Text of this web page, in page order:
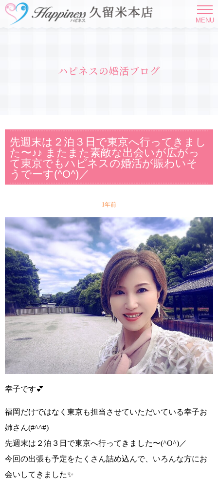
MENU
ハピネスの婚活ブログ
先週末は２泊３日で東京へ行ってきまし
た〜♪♪ またまた素敵な出会いが広がっ
て東京でもハピネスの婚活が賑わいそ
うでーす(^O^)／
1年前
幸子です💕
福岡だけではなく東京も担当させていただいている幸子お
姉さん(#^^#)
先週末は ２泊３日で東京へ行ってきました〜(^O^)／
今回の出張も予定をたくさん詰め込んで、いろんな方にお
会いしてきました✨